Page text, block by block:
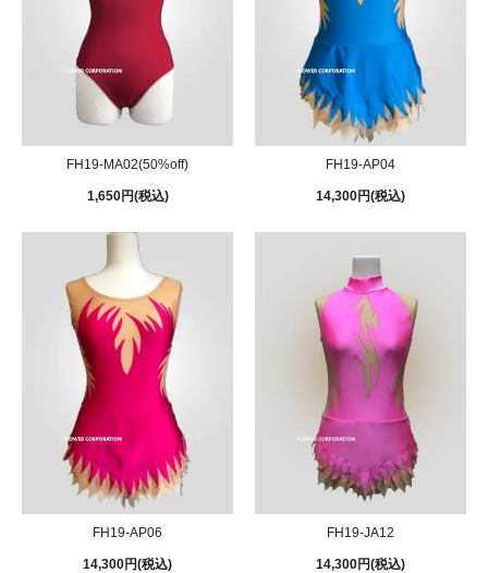
FH19-MA02(50%off)
1,650円(税込)
FH19-AP04
14,300円(税込)
FH19-AP06
14,300円(税込)
FH19-JA12
14,300円(税込)